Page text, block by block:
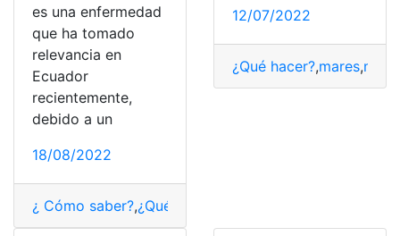
es una enfermedad
que ha tomado
relevancia en
Ecuador
recientemente,
debido a un
18/08/2022
¿ Cómo saber?,¿Qué es?
12/07/2022
¿Qué hacer?,mares,